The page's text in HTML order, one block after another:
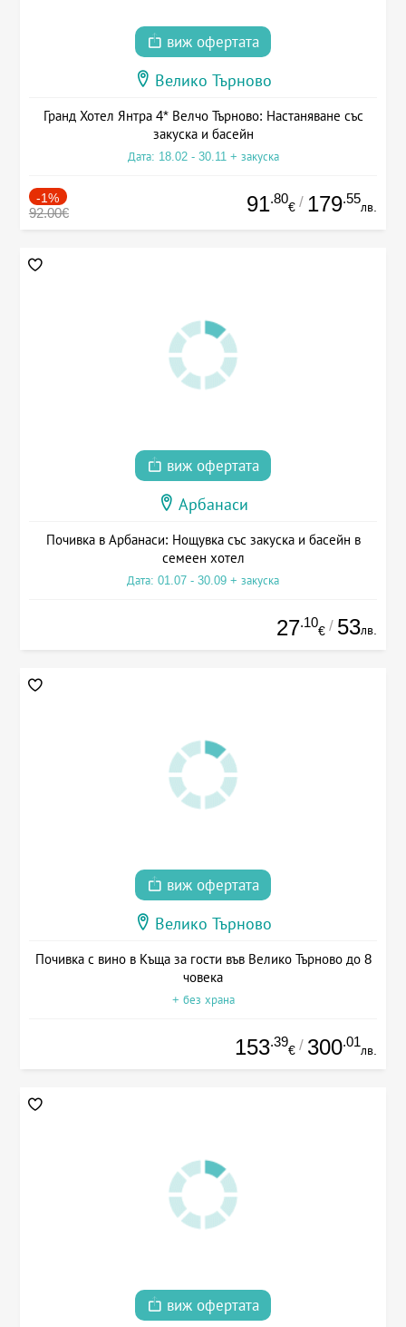
виж офертата
Велико Търново
Гранд Хотел Янтра 4* Велчо Търново: Настаняване със
закуска и басейн
Дата: 18.02 - 30.11 + закуска
-1%
92.00€ 91.80
€ / 179.55
лв.
виж офертата
Арбанаси
Почивка в Арбанаси: Нощувка със закуска и басейн в
семеен хотел
Дата: 01.07 - 30.09 + закуска
27.10
€ / 53лв.
виж офертата
Велико Търново
Почивка с вино в Къща за гости във Велико Търново до 8
човека
+ без храна
153.39
€ / 300.01
лв.
виж офертата